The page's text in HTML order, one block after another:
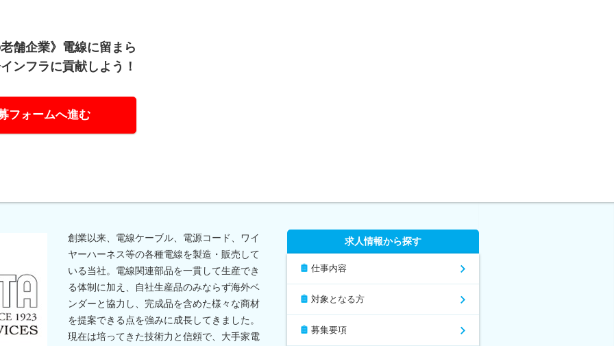
舗企業》電線に留まら
ンフラに貢献しよう！
フォームへ進む
創業以来、電線ケーブル、電源コード、ワイ
ヤーハーネス等の各種電線を製造・販売して
いる当社。電線関連部品を一貫して生産でき
る体制に加え、自社生産品のみならず海外ベ
ンダーと協力し、完成品を含めた様々な商材
を提案できる点を強みに成長してきました。
現在は培ってきた技術力と信頼で、大手家電
求人情報から探す
仕事内容
対象となる方
募集要項